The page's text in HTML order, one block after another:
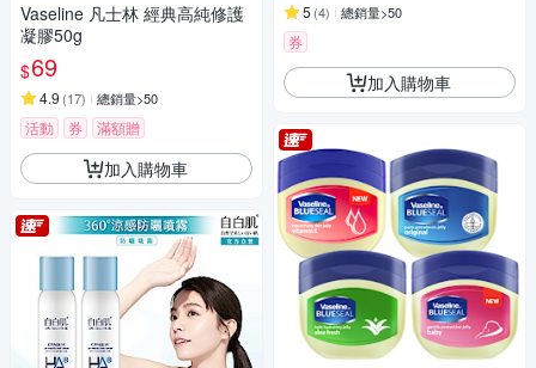
Vaseline 凡士林 經典高純修護
凝膠50g
$69
4.9 (17) 總銷量>50
活動 券 滿額贈
加入購物車
5 (4) 總銷量>50
券
加入購物車